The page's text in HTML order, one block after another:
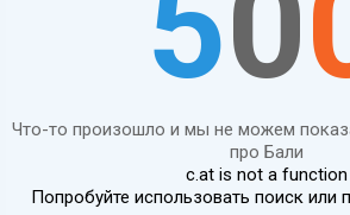
Что-то произошло и мы не можем
про Бали
c.at is not a function
Попробуйте использовать поиск или